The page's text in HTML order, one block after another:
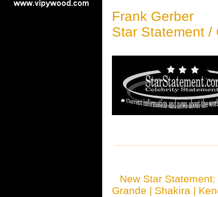
Frank Gerber
Star Statement /
New Star
Grande | Shakira |